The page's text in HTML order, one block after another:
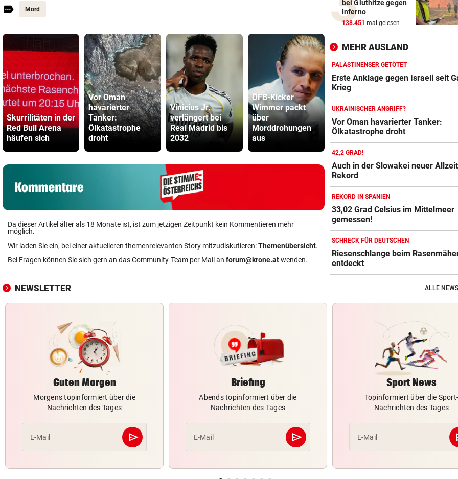
Mord
Skurrilitäten in der
Red Bull Arena
häufen sich
Vor Oman
havarierter
Tanker:
Ölkatastrophe
droht
Vinicius Jr.
verlängert bei
Real Madrid bis
2032
ÖFB-Kicker
Wimmer packt
über
Morddrohungen
aus
Cyberangriff auf
Wiener
Schmuckhändler
schickte
Da dieser Artikel älter als 18 Monate ist, ist zum jetzigen Zeitpunkt kein Kommentieren mehr
möglich.
Wir laden Sie ein, bei einer aktuelleren themenrelevanten Story mitzudiskutieren:Themenübersicht.
Bei Fragen können Sie sich gern an das Community-Team per Mail an forum@krone.atwenden.
WETTLAUF IN EUROPA vor
Wann kommen die
nach Österreich?
MEGA-PROJEKT WACKELT
„Im Ausland rollen sie uns
roten Teppich aus“
LIVE IN DER METASTADT vor
Wincent Weiss: Fanliebe und
falscher Freitag
bei Gluthitze gegen
Inferno
138.451 mal gelesen
MEHR AUSLAND
PALÄSTINENSER GETÖTET
Erste Anklage gegen Israeli seit
Krieg
UKRAINISCHER ANGRIFF?
Vor Oman havarierter Tanker:
Ölkatastrophe droht
42,2 GRAD!
Auch in der Slowakei neuer
Rekord
REKORD IN SPANIEN
33,02 Grad Celsius im Mittelmeer
gemessen!
SCHRECK FÜR DEUTSCHEN
Riesenschlange beim
entdeckt
NEWSLETTER ALLE
Guten Morgen
Morgens topinformiert über die
Nachrichten des Tages
E-Mail send
Abschicken
Briefing
Abends topinformiert über die
Nachrichten des Tages
E-Mail send
Abschicken
Sport News
Topinformiert über die Sport-
Nachrichten des Tages
E-Mail